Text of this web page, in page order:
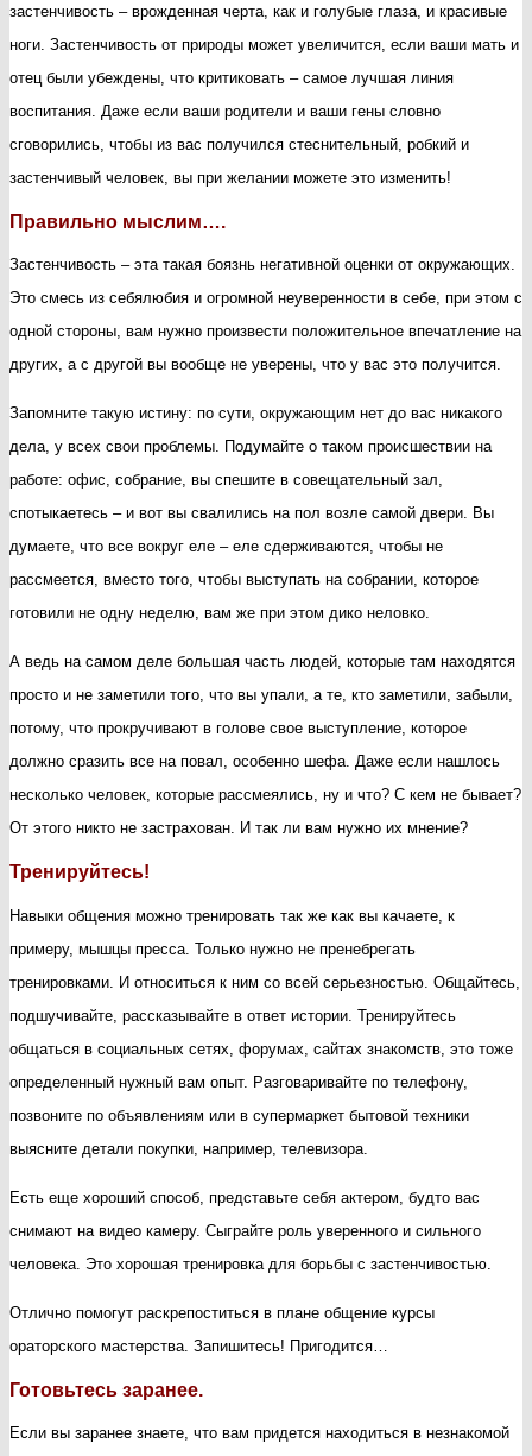
застенчивость – врожденная черта, как и голубые глаза, и красивые
ноги. Застенчивость от природы может увеличится, если ваши мать и
отец были убеждены, что критиковать – самое лучшая линия
воспитания. Даже если ваши родители и ваши гены словно
сговорились, чтобы из вас получился стеснительный, робкий и
застенчивый человек, вы при желании можете это изменить!
Правильно мыслим….
Застенчивость – эта такая боязнь негативной оценки от окружающих.
Это смесь из себялюбия и огромной неуверенности в себе, при этом с
одной стороны, вам нужно произвести положительное впечатление на
других, а с другой вы вообще не уверены, что у вас это получится.
Запомните такую истину: по сути, окружающим нет до вас никакого
дела, у всех свои проблемы. Подумайте о таком происшествии на
работе: офис, собрание, вы спешите в совещательный зал,
спотыкаетесь – и вот вы свалились на пол возле самой двери. Вы
думаете, что все вокруг еле – еле сдерживаются, чтобы не
рассмеется, вместо того, чтобы выступать на собрании, которое
готовили не одну неделю, вам же при этом дико неловко.
А ведь на самом деле большая часть людей, которые там находятся
просто и не заметили того, что вы упали, а те, кто заметили, забыли,
потому, что прокручивают в голове свое выступление, которое
должно сразить все на повал, особенно шефа. Даже если нашлось
несколько человек, которые рассмеялись, ну и что? С кем не бывает?
От этого никто не застрахован. И так ли вам нужно их мнение?
Тренируйтесь!
Навыки общения можно тренировать так же как вы качаете, к
примеру, мышцы пресса. Только нужно не пренебрегать
тренировками. И относиться к ним со всей серьезностью. Общайтесь,
подшучивайте, рассказывайте в ответ истории. Тренируйтесь
общаться в социальных сетях, форумах, сайтах знакомств, это тоже
определенный нужный вам опыт. Разговаривайте по телефону,
позвоните по объявлениям или в супермаркет бытовой техники
выясните детали покупки, например, телевизора.
Есть еще хороший способ, представьте себя актером, будто вас
снимают на видео камеру. Сыграйте роль уверенного и сильного
человека. Это хорошая тренировка для борьбы с застенчивостью.
Отлично помогут раскрепоститься в плане общение курсы
ораторского мастерства. Запишитесь! Пригодится…
Готовьтесь заранее.
Если вы заранее знаете, что вам придется находиться в незнакомой